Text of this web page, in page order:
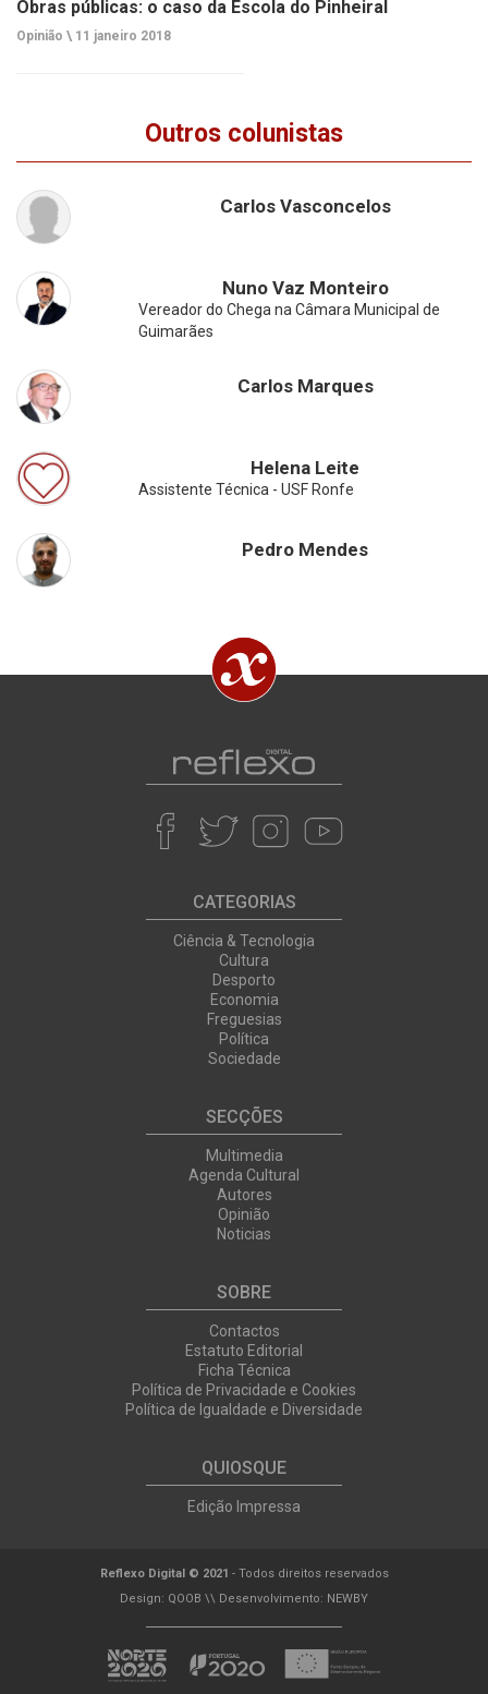
Obras públicas: o caso da Escola do Pinheiral
Opinião \ 11 janeiro 2018
Outros colunistas
Carlos Vasconcelos
Nuno Vaz Monteiro
Vereador do Chega na Câmara Municipal de
Guimarães
Carlos Marques
Helena Leite
Assistente Técnica - USF Ronfe
Pedro Mendes
CATEGORIAS
Ciência & Tecnologia
Cultura
Desporto
Economia
Freguesias
Política
Sociedade
SECÇÕES
Multimedia
Agenda Cultural
Autores
Opinião
Noticias
SOBRE
Contactos
Estatuto Editorial
Ficha Técnica
Política de Privacidade e Cookies
Política de Igualdade e Diversidade
QUIOSQUE
Edição Impressa
Reflexo Digital © 2021 - Todos direitos reservados
Design: QOOB \\ Desenvolvimento: NEWBY